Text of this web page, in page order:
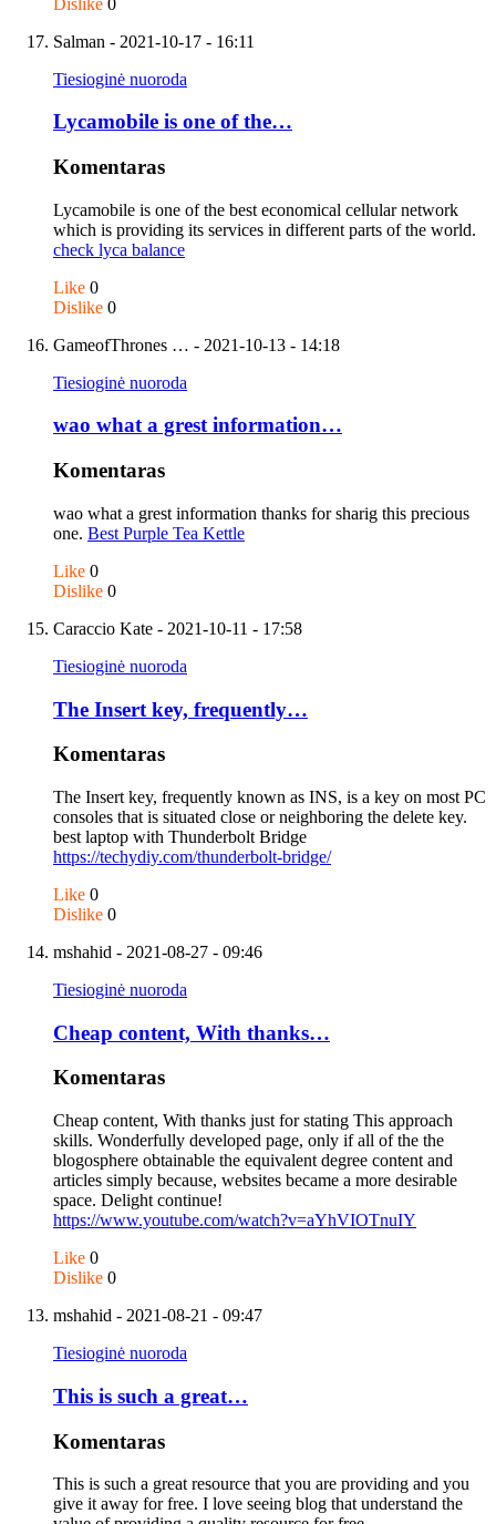
Salman - 2021-10-17 - 16:11
Tiesioginė nuoroda
Lycamobile is one of the…
Komentaras
Lycamobile is one of the best economical cellular network
which is providing its services in different parts of the world.
check lyca balance
Like 0
Dislike 0
GameofThrones … - 2021-10-13 - 14:18
Tiesioginė nuoroda
wao what a grest information…
Komentaras
wao what a grest information thanks for sharig this precious
one. Best Purple Tea Kettle
Like 0
Dislike 0
Caraccio Kate - 2021-10-11 - 17:58
Tiesioginė nuoroda
The Insert key, frequently…
Komentaras
The Insert key, frequently known as INS, is a key on most PC
consoles that is situated close or neighboring the delete key.
best laptop with Thunderbolt Bridge
https://techydiy.com/thunderbolt-bridge/
Like 0
Dislike 0
mshahid - 2021-08-27 - 09:46
Tiesioginė nuoroda
Cheap content, With thanks…
Komentaras
Cheap content, With thanks just for stating This approach
skills. Wonderfully developed page, only if all of the the
blogosphere obtainable the equivalent degree content and
articles simply because, websites became a more desirable
space. Delight continue!
https://www.youtube.com/watch?v=aYhVIOTnuIY
Like 0
Dislike 0
mshahid - 2021-08-21 - 09:47
Tiesioginė nuoroda
This is such a great…
Komentaras
This is such a great resource that you are providing and you
give it away for free. I love seeing blog that understand the